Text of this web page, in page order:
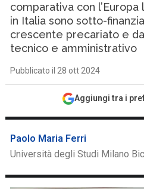
comparativa con l’Europa
in Italia sono sotto-
crescente precariato e
tecnico e amministrativo
Pubblicato il 28 ott 2024
Aggiungi tra i
Paolo Maria Ferri
Università degli Studi Milano